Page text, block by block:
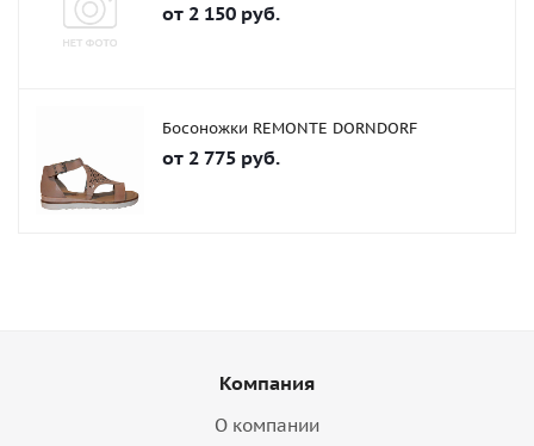
от 2 150 руб.
Босоножки REMONTE DORNDORF
от 2 775 руб.
Компания
О компании